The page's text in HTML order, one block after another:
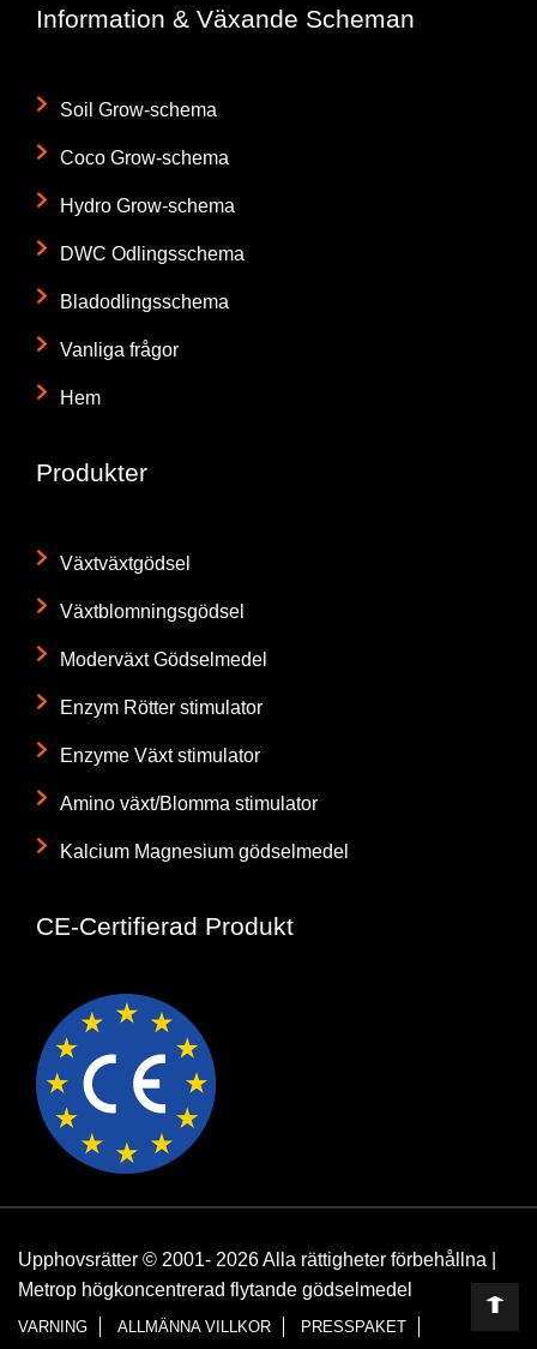
Information & Växande Scheman
Soil Grow-schema
Coco Grow-schema
Hydro Grow-schema
DWC Odlingsschema
Bladodlingsschema
Vanliga frågor
Hem
Produkter
Växtväxtgödsel
Växtblomningsgödsel
Moderväxt Gödselmedel
Enzym Rötter stimulator
Enzyme Växt stimulator
Amino växt/Blomma stimulator
Kalcium Magnesium gödselmedel
CE-Certifierad Produkt
Upphovsrätter © 2001- 2026 Alla rättigheter förbehållna |
Metrop högkoncentrerad flytande gödselmedel
VARNING ALLMÄNNA VILLKOR PRESSPAKET